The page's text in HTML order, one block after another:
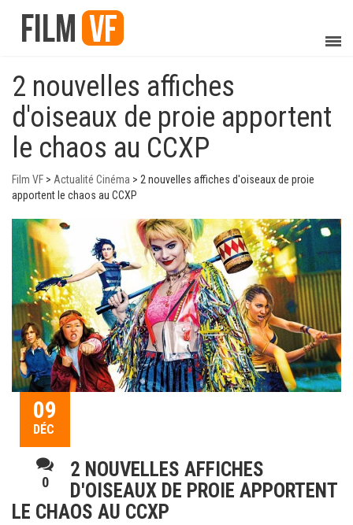
2 nouvelles affiches
d'oiseaux de proie apportent
le chaos au CCXP
Film VF > Actualité Cinéma > 2 nouvelles affiches d'oiseaux de proie
apportent le chaos au CCXP
09
DÉC
0
2 NOUVELLES AFFICHES
D'OISEAUX DE PROIE APPORTENT
LE CHAOS AU CCXP